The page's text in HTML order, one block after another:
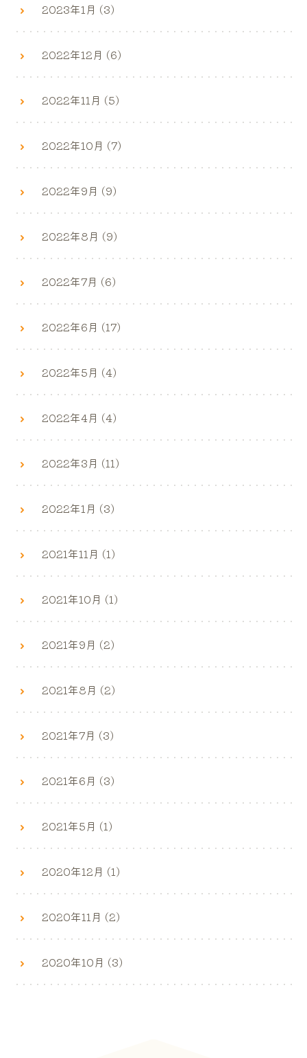
2023年1月 (3)
2022年12月 (6)
2022年11月 (5)
2022年10月 (7)
2022年9月 (9)
2022年8月 (9)
2022年7月 (6)
2022年6月 (17)
2022年5月 (4)
2022年4月 (4)
2022年3月 (11)
2022年1月 (3)
2021年11月 (1)
2021年10月 (1)
2021年9月 (2)
2021年8月 (2)
2021年7月 (3)
2021年6月 (3)
2021年5月 (1)
2020年12月 (1)
2020年11月 (2)
2020年10月 (3)